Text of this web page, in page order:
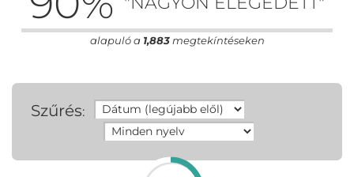
alapuló a 1,883megtekíntéseken
Szűrés: